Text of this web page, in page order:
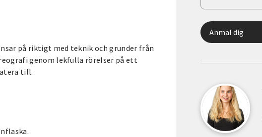
på riktigt med teknik och grunder från
genom lekfulla rörelser på ett
till.
Anmäl dig